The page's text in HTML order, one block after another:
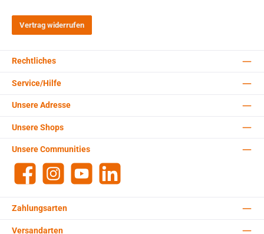
Vertrag widerrufen
Rechtliches
Service/Hilfe
Zahlungsarten
Versandarten
Unsere Adresse
Unsere Communities
Facebook Instagram YouTube LinkedIn
Unsere Shops